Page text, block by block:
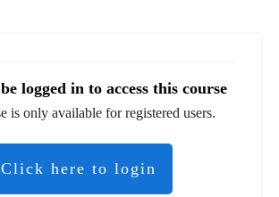
logged in to access this course
is only available for registered users.
Click here to login